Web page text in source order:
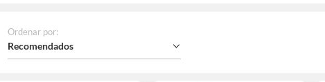
Ordenar por:
Recomendados